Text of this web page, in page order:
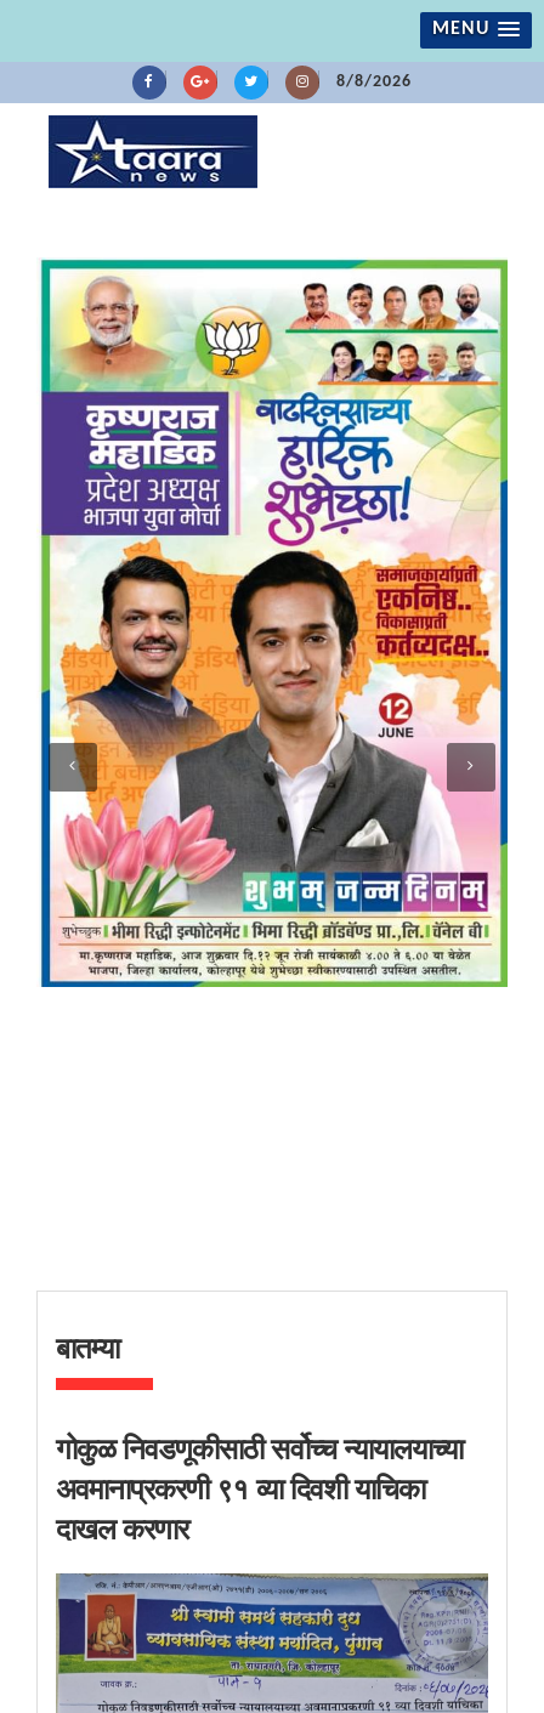
MENU
8/8/2026
बातम्या
गोकुळ निवडणूकीसाठी सर्वोच्च न्यायालयाच्या
अवमानाप्रकरणी ९१ व्या दिवशी याचिका
दाखल करणार